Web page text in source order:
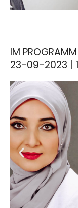
Zalifa
Gegić
IM
23-09-2023 |